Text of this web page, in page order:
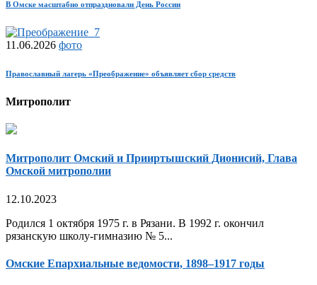
В Омске масштабно отпраздновали День России
11.06.2026 фото
Православный лагерь «Преображение» объявляет сбор средств
Митрополит
Митрополит Омский и Прииртышский Дионисий, Глава
Омской митрополии
12.10.2023
Родился 1 октября 1975 г. в Рязани. В 1992 г. окончил
рязанскую школу-гимназию № 5...
Омские Епархиальные ведомости, 1898–1917 годы